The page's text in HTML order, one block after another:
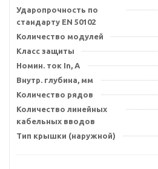
Ударопрочность по
стандарту EN 50102
Количество модулей
Класс защиты
Номин. ток In, А
Внутр. глубина, мм
Количество рядов
Количество линейных
кабельных вводов
Тип крышки (наружной)